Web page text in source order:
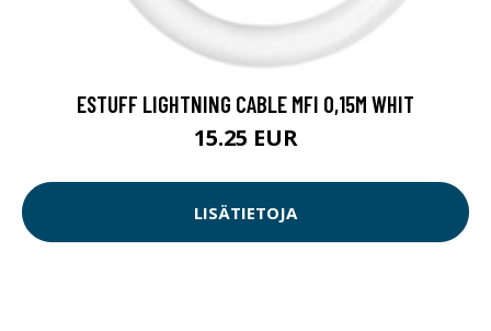
ESTUFF LIGHTNING CABLE MFI 0,15M WHIT
15.25 EUR
LISÄTIETOJA